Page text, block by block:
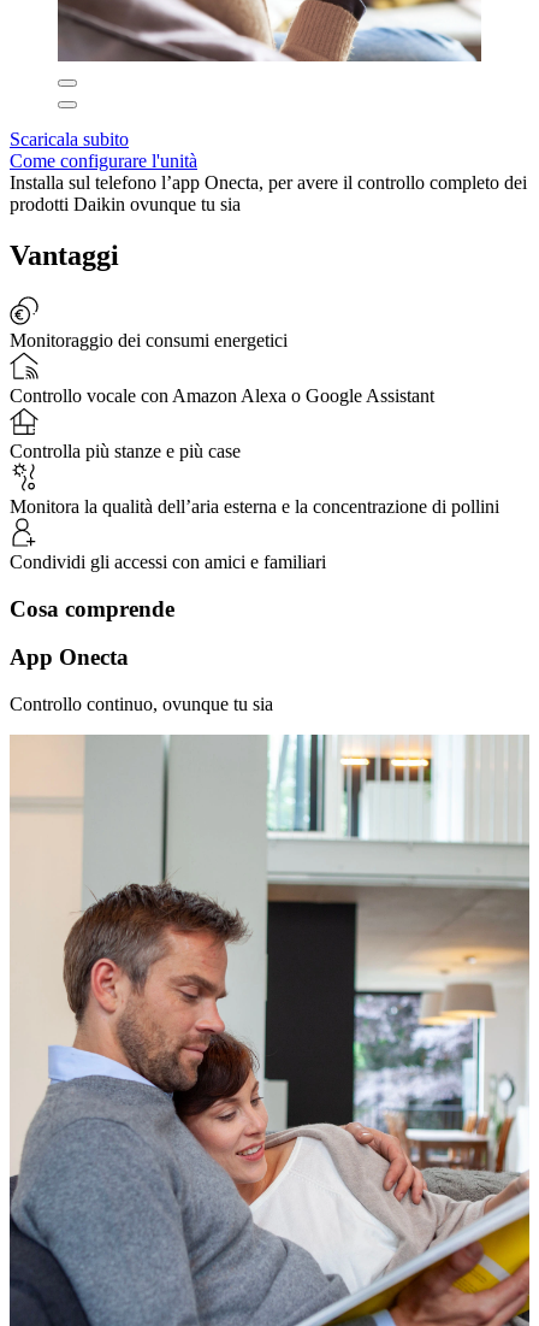
Scaricala subito
Come configurare l'unità
Installa sul telefono l’app Onecta, per avere il controllo completo dei
prodotti Daikin ovunque tu sia
Vantaggi
Monitoraggio dei consumi energetici
Controllo vocale con Amazon Alexa o Google Assistant
Controlla più stanze e più case
Monitora la qualità dell’aria esterna e la concentrazione di pollini
Condividi gli accessi con amici e familiari
Cosa comprende
App Onecta
Controllo continuo, ovunque tu sia